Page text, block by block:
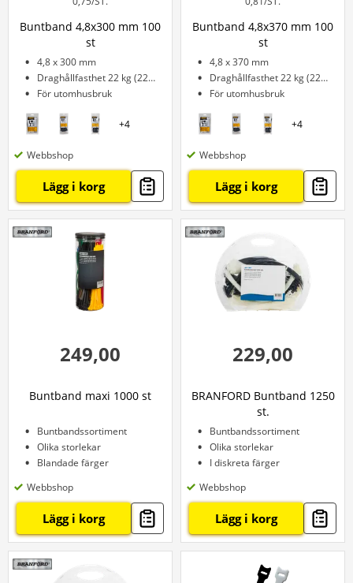
Buntband 4,8x300 mm 100
st
4,8 x 300 mm
Draghållfasthet 22 kg (222 N)
För utomhusbruk
+4
Webbshop
Lägg i korg
Buntband 4,8x370 mm 100
st
4,8 x 370 mm
Draghållfasthet 22 kg (222 N)
För utomhusbruk
+4
Webbshop
Lägg i korg
249,00
Buntband maxi 1000 st
Buntbandssortiment
Olika storlekar
Blandade färger
Webbshop
Lägg i korg
229,00
BRANFORD Buntband 1250
st.
Buntbandssortiment
Olika storlekar
I diskreta färger
Webbshop
Lägg i korg